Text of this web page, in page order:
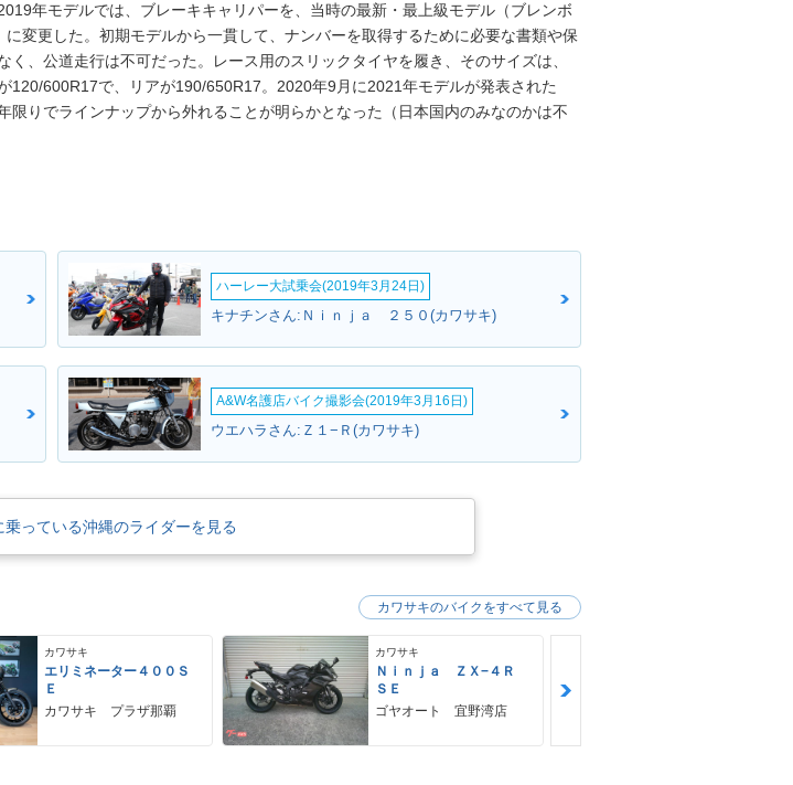
年モデルでは、ブレーキキャリパーを、当時の最新・最上級モデル（ブレンボ
に変更した。初期モデルから一貫して、ナンバーを取得するために必要な書類や保
く、公道走行は不可だった。レース用のスリックタイヤを履き、そのサイズは、
120/600R17で、リアが190/650R17。2020年9月に2021年モデルが発表された
限りでラインナップから外れることが明らかとなった（日本国内のみなのかは不
ハーレー大試乗会(2019年3月24日)
キナチンさん:Ｎｉｎｊａ ２５０(カワサキ)
A&W名護店バイク撮影会(2019年3月16日)
ウエハラさん:Ｚ１−Ｒ(カワサキ)
っている沖縄のライダーを見る
カワサキ
エリミネーター４００Ｓ
Ｅ
カワサキ プラザ那覇
カワサキ
Ｎｉｎｊａ ＺＸ−４Ｒ
ＳＥ
ゴヤオート 宜野湾店
カワサキのバイクをすべて見る